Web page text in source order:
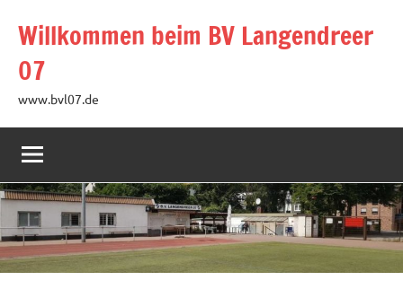
Inhalt
springen
Willkommen beim BV Langendreer
07
www.bvl07.de